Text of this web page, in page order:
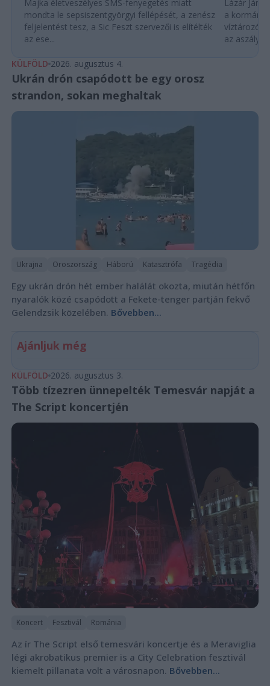
Majka életveszélyes SMS-fenyegetés miatt
mondta le sepsiszentgyörgyi fellépését, a zenész
feljelentést tesz, a Sic Feszt szervezői is elítélték
az ese...
Lázár
a kormány
az
KÜLFÖLD 2026. augusztus 4.
Ukrán drón csapódott be egy orosz
strandon, sokan meghaltak
Ukrajna Oroszország Háború Katasztrófa Tragédia
Egy ukrán drón hét ember halálát okozta, miután hétfőn
nyaralók közé csapódott a Fekete-tenger partján fekvő
Gelendzsik közelében. Bővebben...
Ajánljuk még
KÜLFÖLD 2026. augusztus 3.
Több tízezren ünnepelték Temesvár napját a
The Script koncertjén
Koncert Fesztivál Románia
Az ír The Script első temesvári koncertje és a Meraviglia
légi akrobatikus premier is a City Celebration fesztivál
kiemelt pillanata volt a városnapon. Bővebben...